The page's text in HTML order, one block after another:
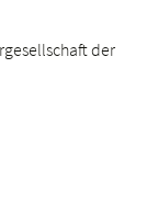
der